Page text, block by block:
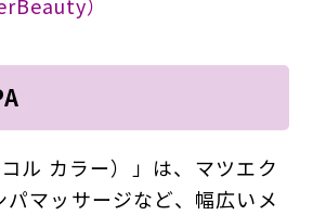
）
コル カラー）」は、マツエク
マッサージなど、幅広いメ